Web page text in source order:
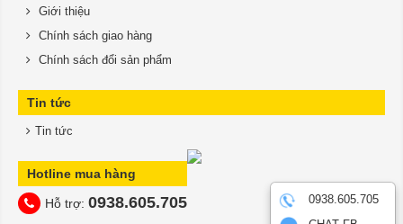
Giới thiệu
Chính sách giao hàng
Chính sách đổi sản phẩm
Tin tức
Tin tức
Hotline mua hàng
Hỗ trợ: 0938.605.705
0938.605.705